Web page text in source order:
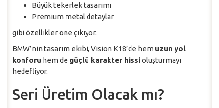
Büyük tekerlek tasarımı
Premium metal detaylar
gibi özellikler öne çıkıyor.
BMW’nin tasarım ekibi, Vision K18’de hem uzun yol
konforu hem de güçlü karakter hissioluşturmayı
hedefliyor.
Seri Üretim Olacak mı?